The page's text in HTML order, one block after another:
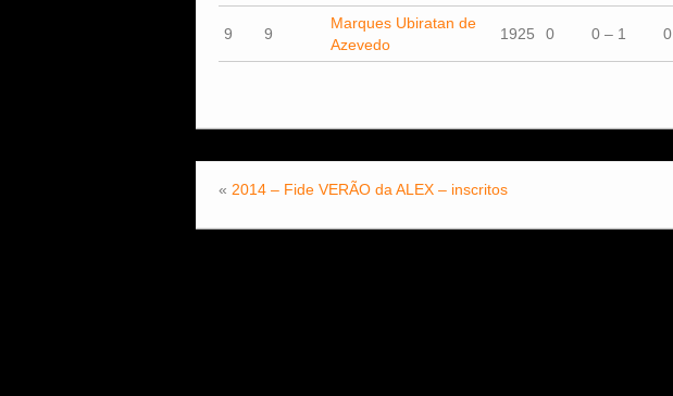
9 9
Marques Ubiratan de
Azevedo
1925 0 0 – 1 0
« 2014 – Fide VERÃO da ALEX – inscritos